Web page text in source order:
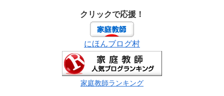
クリックで応援！
にほんブログ村
家庭教師ランキング